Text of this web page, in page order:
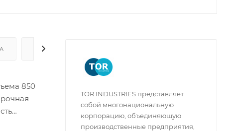
ГАРАНТИЯ И СЕРВИС
850
TOR INDUSTRIES представляет
собой многонациональную
корпорацию, объединяющую
производственные предприятия,